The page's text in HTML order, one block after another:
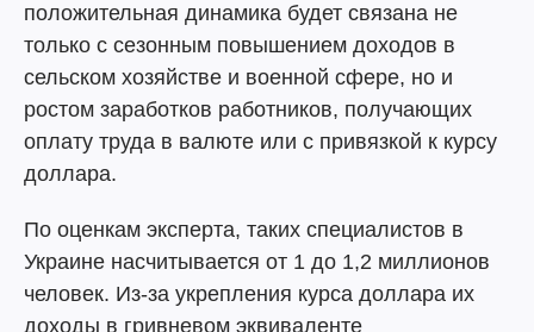
положительная динамика будет связана не
только с сезонным повышением доходов в
сельском хозяйстве и военной сфере, но и
ростом заработков работников, получающих
оплату труда в валюте или с привязкой к курсу
доллара.
По оценкам эксперта, таких специалистов в
Украине насчитывается от 1 до 1,2 миллионов
человек. Из-за укрепления курса доллара их
доходы в гривневом эквиваленте